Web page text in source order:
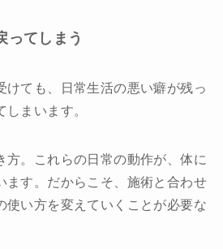
ってしまう
けても、日常生活の悪い癖が残っ
まいます。
方。これらの日常の動作が、体に
ます。だからこそ、施術と合わせ
使い方を変えていくことが必要な